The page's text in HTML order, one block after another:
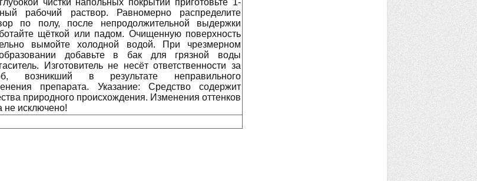
чистки напольных покрытий приготовьте 1-
ный рабочий раствор. Равномерно распределите
по полу, после непродолжительной выдержки
щёткой или падом. Очищенную поверхность
вымойте холодной водой. При чрезмерном
добавьте в бак для грязной воды
Изготовитель не несёт ответственности за
возникший в результате неправильного
препарата. Указание: Средство содержит
природного происхождения. Изменения оттенков
не исключено!